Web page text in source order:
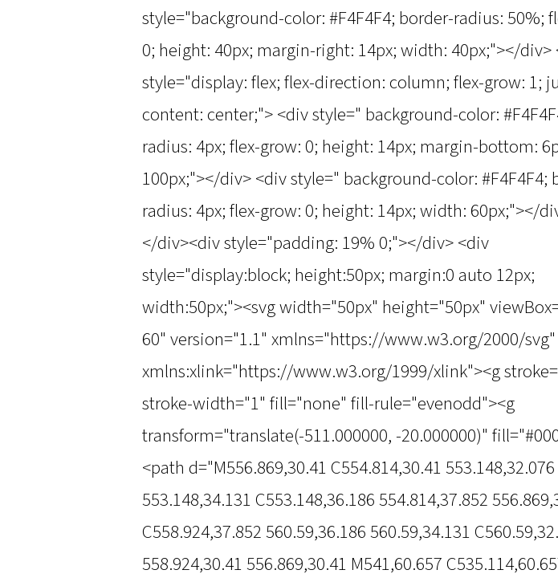
style="background-color: #F4F4F4; border-radius: 50%;
0; height: 40px; margin-right: 14px; width: 40px;"></div>
style="display: flex; flex-direction: column; flex-grow: 1;
content: center;"> <div style=" background-color:
radius: 4px; flex-grow: 0; height: 14px; margin-bottom:
100px;"></div> <div style=" background-color: #F4F4F4;
radius: 4px; flex-grow: 0; height: 14px; width: 60px;"></
</div><div style="padding: 19% 0;"></div> <div
style="display:block; height:50px; margin:0 auto 12px;
width:50px;"><svg width="50px" height="50px"
60" version="1.1" xmlns="https://www.w3.org/2000/svg"
xmlns:xlink="https://www.w3.org/1999/xlink"><g
stroke-width="1" fill="none" fill-rule="evenodd"><g
transform="translate(-511.000000, -20.000000)"
<path d="M556.869,30.41 C554.814,30.41 553.148,32.076
553.148,34.131 C553.148,36.186 554.814,37.852
C558.924,37.852 560.59,36.186 560.59,34.131
558.924,30.41 556.869,30.41 M541,60.657